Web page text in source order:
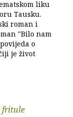
liku
Tausku.
roman i
"Bilo nam
o
je život
fritule